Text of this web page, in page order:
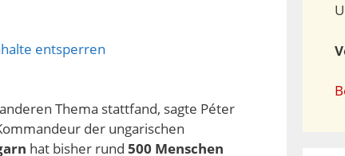
entsperren
Thema stattfand, sagte Péter
der ungarischen
hat bisher rund 500 Menschen